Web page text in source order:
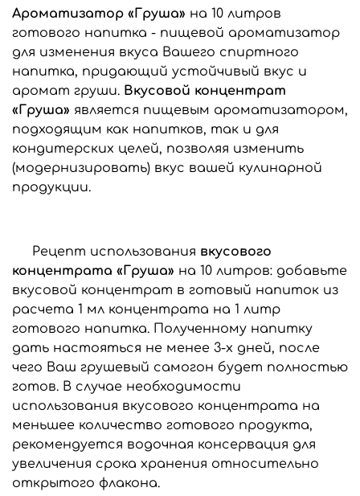
Ароматизатор «Груша» на 10 литров
готового напитка - пищевой ароматизатор
для изменения вкуса Вашего спиртного
напитка, придающий устойчивый вкус и
аромат груши. Вкусовой концентрат
«Груша» является пищевым ароматизатором,
подходящим как напитков, так и для
кондитерских целей, позволяя изменить
(модернизировать) вкус вашей кулинарной
продукции.
Рецепт использования вкусового
концентрата «Груша» на 10 литров: добавьте
вкусовой концентрат в готовый напиток из
расчета 1 мл концентрата на 1 литр
готового напитка. Полученному напитку
дать настояться не менее 3-х дней, после
чего Ваш грушевый самогон будет полностью
готов. В случае необходимости
использования вкусового концентрата на
меньшее количество готового продукта,
рекомендуется водочная консервация для
увеличения срока хранения относительно
открытого флакона.